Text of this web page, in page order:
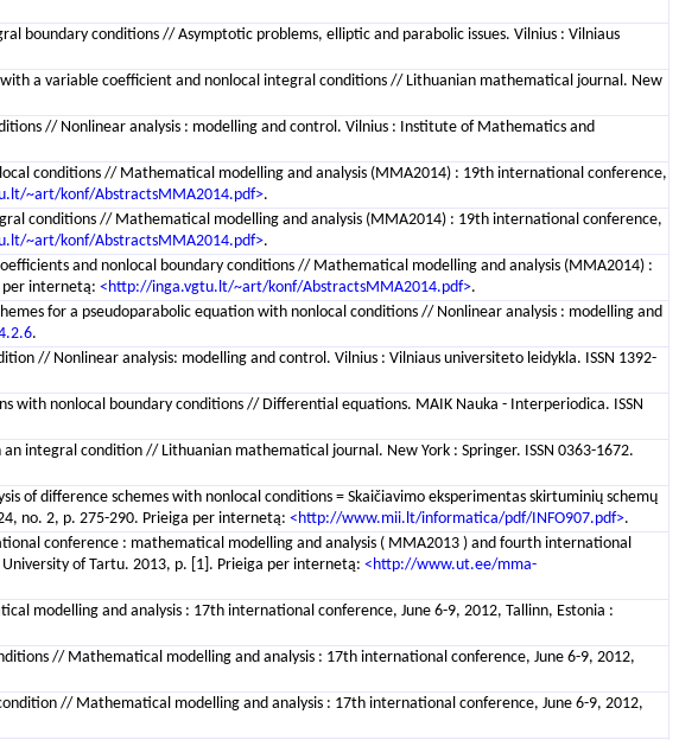
boundary conditions // Asymptotic problems, elliptic and parabolic issues. Vilnius : Vilniaus
a variable coefficient and nonlocal integral conditions // Lithuanian mathematical journal. New
// Nonlinear analysis : modelling and control. Vilnius : Institute of Mathematics and
conditions // Mathematical modelling and analysis (MMA2014) : 19th international conference,
~art/konf/AbstractsMMA2014.pdf>.
conditions // Mathematical modelling and analysis (MMA2014) : 19th international conference,
~art/konf/AbstractsMMA2014.pdf>.
and nonlocal boundary conditions // Mathematical modelling and analysis (MMA2014) :
per internetą: <http://inga.vgtu.lt/~art/konf/AbstractsMMA2014.pdf>.
for a pseudoparabolic equation with nonlocal conditions // Nonlinear analysis : modelling and
.
// Nonlinear analysis: modelling and control. Vilnius : Vilniaus universiteto leidykla. ISSN 1392-
with nonlocal boundary conditions // Differential equations. MAIK Nauka - Interperiodica. ISSN
integral condition // Lithuanian mathematical journal. New York : Springer. ISSN 0363-1672.
of difference schemes with nonlocal conditions = Skaičiavimo eksperimentas skirtuminių schemų
no. 2, p. 275-290. Prieiga per internetą: <http://www.mii.lt/informatica/pdf/INFO907.pdf>.
conference : mathematical modelling and analysis ( MMA2013 ) and fourth international
of Tartu. 2013, p. [1]. Prieiga per internetą: <http://www.ut.ee/mma-
modelling and analysis : 17th international conference, June 6-9, 2012, Tallinn, Estonia :
// Mathematical modelling and analysis : 17th international conference, June 6-9, 2012,
// Mathematical modelling and analysis : 17th international conference, June 6-9, 2012,